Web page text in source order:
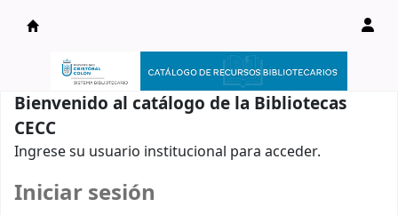
Catálogo en línea
Bienvenido al catálogo de la Bibliotecas
CECC
Ingrese su usuario institucional para acceder.
Iniciar sesión